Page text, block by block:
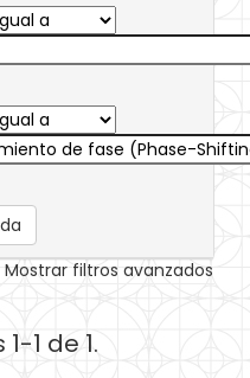
Mostrar filtros avanzados
1 de 1.